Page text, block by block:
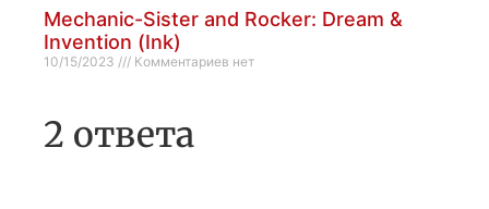
Mechanic-Sister and Rocker: Dream &
Invention (Ink)
10/15/2023 Комментариев нет
2 ответа